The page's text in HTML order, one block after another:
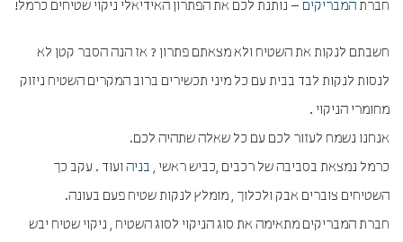
חברתהמבריקים – נותנת לכם את הפתרון האידיאלי ניקוי שטיחים כרמל!
חשבתם לנקות את השטיח ולא מצאתם פתרון ? אז הנה הסבר קטן לא
לנסות לנקות לבד בבית עם כל מיני תכשירים ברוב המקרים השטיח ניזוק
מחומרי הניקוי .
אנחנו נשמח לעזור לכם עם כל שאלה שתהיה לכם.
כרמל נמצאת בסביבה של רכבים ,כביש ראשי , בניה ועוד . עקב כך
השטיחים צוברים אבק ולכלוך , מומלץ לנקות שטיח פעם בעונה.
חברת המבריקים מתאימה את סוג הניקוי לסוג השטיח , ניקוי שטיח יבש